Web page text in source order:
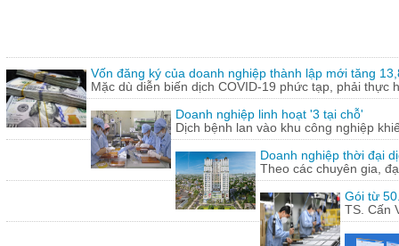
Vốn đăng ký của doanh nghiệp thành lập mới tăng
Mặc dù diễn biến dịch COVID-19 phức tạp, phải thực
Doanh nghiệp linh hoạt '3 tại chỗ'
Dịch bệnh lan vào khu công nghiệp
Doanh nghiệp thời đại
Theo các chuyên gia,
Gói từ
TS. Cấn